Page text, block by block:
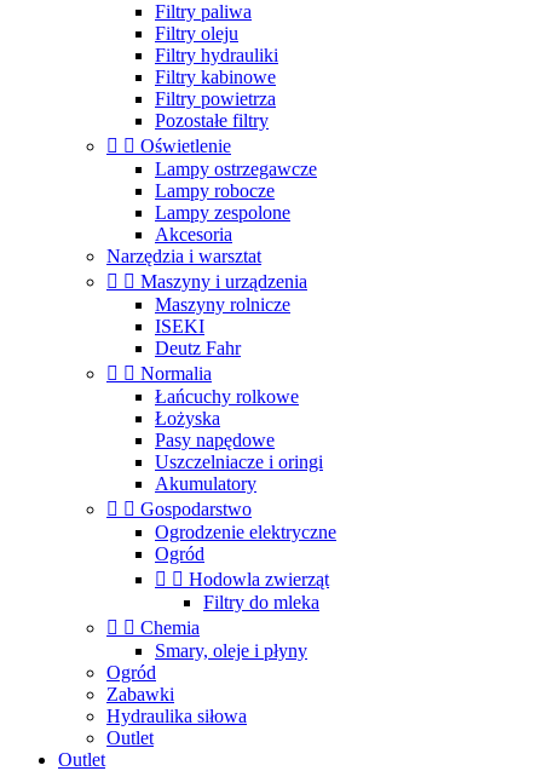
Filtry paliwa
Filtry oleju
Filtry hydrauliki
Filtry kabinowe
Filtry powietrza
Pozostałe filtry
  Oświetlenie
Lampy ostrzegawcze
Lampy robocze
Lampy zespolone
Akcesoria
Narzędzia i warsztat
  Maszyny i urządzenia
Maszyny rolnicze
ISEKI
Deutz Fahr
  Normalia
Łańcuchy rolkowe
Łożyska
Pasy napędowe
Uszczelniacze i oringi
Akumulatory
  Gospodarstwo
Ogrodzenie elektryczne
Ogród
  Hodowla zwierząt
Filtry do mleka
  Chemia
Smary, oleje i płyny
Ogród
Zabawki
Hydraulika siłowa
Outlet
Outlet